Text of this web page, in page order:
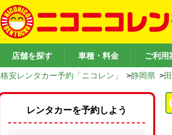
店舗を探す 車種・料金 ご利用
格安レンタカー予約「ニコレン」 >静岡県 >
レンタカーを予約しよう